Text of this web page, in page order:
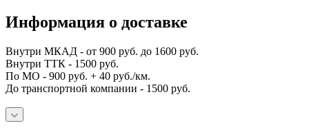
Информация о доставке
Внутри МКАД - от 900 руб. до 1600 руб.
Внутри ТТК - 1500 руб.
По МО - 900 руб. + 40 руб./км.
До транспортной компании - 1500 руб.